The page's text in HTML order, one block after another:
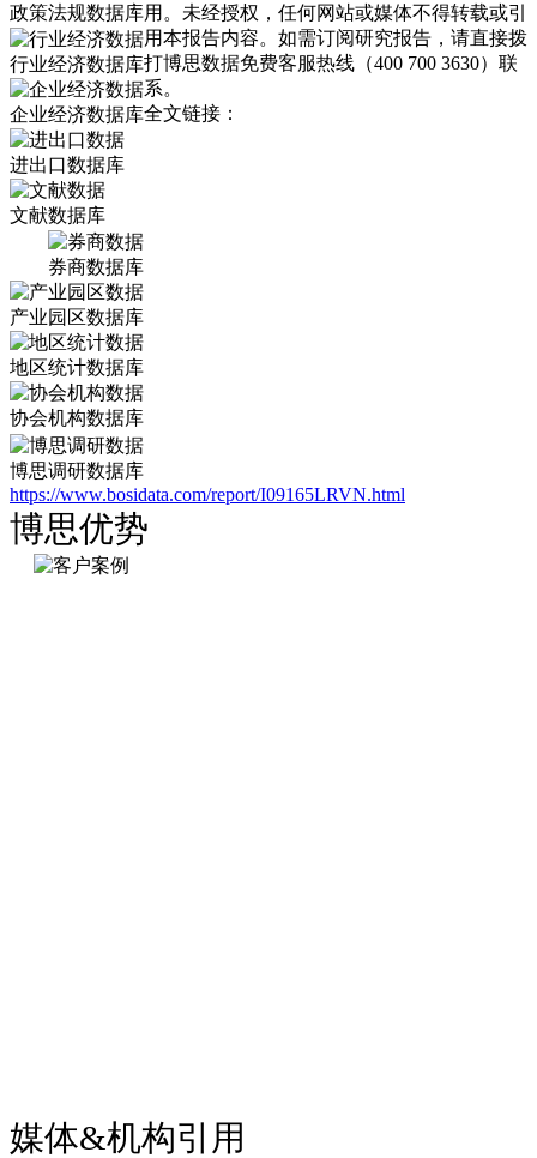
政策法规数据库
行业经济数据库
企业经济数据库
进出口数据库
文献数据库
券商数据库
产业园区数据库
地区统计数据库
协会机构数据库
博思调研数据库
用。未经授权，任何网站或媒体不得转载或引
用本报告内容。如需订阅研究报告，请直接拨
打博思数据免费客服热线（400 700 3630）联
系。
全文链接：
https://www.bosidata.com/report/I09165LRVN.html
博思优势
媒体&机构引用